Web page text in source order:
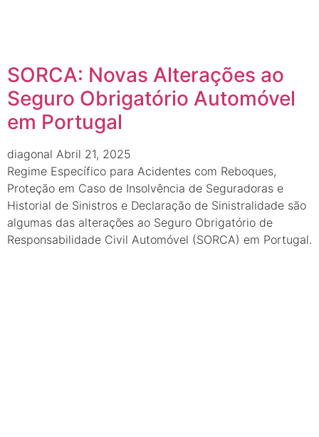
SORCA: Novas Alterações ao
Seguro Obrigatório Automóvel
em Portugal
diagonal Abril 21, 2025
Regime Específico para Acidentes com Reboques,
Proteção em Caso de Insolvência de Seguradoras e
Historial de Sinistros e Declaração de Sinistralidade são
algumas das alterações ao Seguro Obrigatório de
Responsabilidade Civil Automóvel (SORCA) em Portugal.